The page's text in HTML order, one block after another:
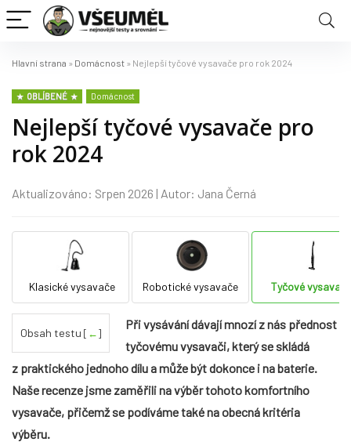
Hlavní strana » Domácnost » Nejlepší tyčové vysavače pro rok 2024
OBLÍBENÉ Domácnost
Nejlepší tyčové vysavače pro
rok 2024
Aktualizováno: Srpen 2026 | Autor: Jana Černá
Klasické vysavače Robotické vysavače Tyčové vysavače
Obsah testu [ ←]
Při vysávání dávají mnozí z nás přednost
tyčovému vysavači, který se skládá
z praktického jednoho dílu a může být dokonce i na baterie.
Naše recenze jsme zaměřili na výběr tohoto komfortního
vysavače, přičemž se podíváme také na obecná kritéria
výběru.